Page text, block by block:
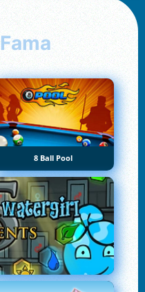
Fama
8 Ball Pool